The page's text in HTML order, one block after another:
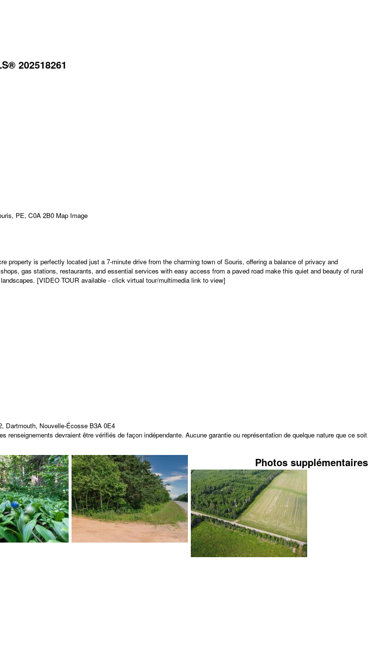
202518261
property is perfectly located just a 7-minute drive from the charming town of Souris, offering a balance of privacy and
gas stations, restaurants, and essential services with easy access from a paved road make this quiet and beauty of rural
[VIDEO TOUR available - click virtual tour/multimedia link to view]
Dartmouth, Nouvelle-Écosse B3A 0E4
devraient être vérifiés de façon indépendante. Aucune garantie ou représentation de quelque nature que ce soit
Photos supplémentaires